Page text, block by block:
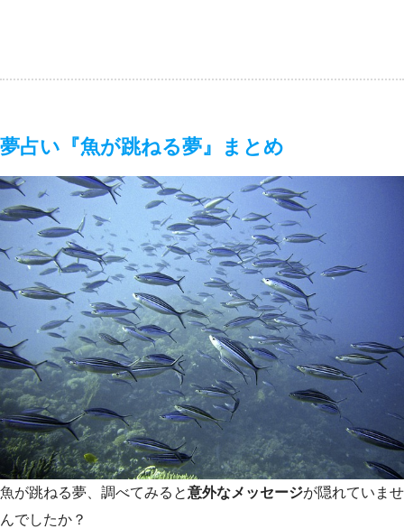
夢占い『魚が跳ねる夢』まとめ
魚が跳ねる夢、調べてみると意外なメッセージが隠れていませ
んでしたか？